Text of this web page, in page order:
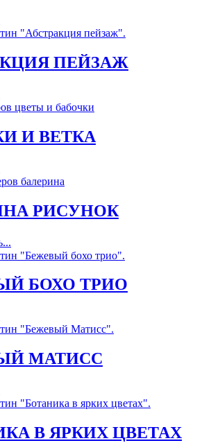
ПЕЙЗАЖ
И ВЕТКА
РИСУНОК
БОХО ТРИО
МАТИСС
В ЯРКИХ ЦВЕТАХ